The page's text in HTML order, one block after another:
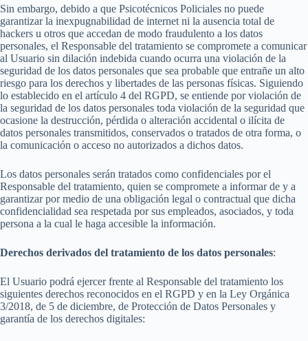
Sin embargo, debido a que Psicotécnicos Policiales no puede
garantizar la inexpugnabilidad de internet ni la ausencia total de
hackers u otros que accedan de modo fraudulento a los datos
personales, el Responsable del tratamiento se compromete a comunicar
al Usuario sin dilación indebida cuando ocurra una violación de la
seguridad de los datos personales que sea probable que entrañe un alto
riesgo para los derechos y libertades de las personas físicas. Siguiendo
lo establecido en el artículo 4 del RGPD, se entiende por violación de
la seguridad de los datos personales toda violación de la seguridad que
ocasione la destrucción, pérdida o alteración accidental o ilícita de
datos personales transmitidos, conservados o tratados de otra forma, o
la comunicación o acceso no autorizados a dichos datos.
Los datos personales serán tratados como confidenciales por el
Responsable del tratamiento, quien se compromete a informar de y a
garantizar por medio de una obligación legal o contractual que dicha
confidencialidad sea respetada por sus empleados, asociados, y toda
persona a la cual le haga accesible la información.
Derechos derivados del tratamiento de los datos personales:
El Usuario podrá ejercer frente al Responsable del tratamiento los
siguientes derechos reconocidos en el RGPD y en la Ley Orgánica
3/2018, de 5 de diciembre, de Protección de Datos Personales y
garantía de los derechos digitales: